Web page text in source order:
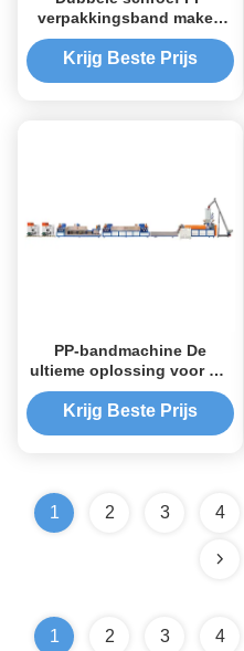
verpakkingsband maken
machine, 9mm PP band
extruderingsmachine
Krijg Beste Prijs
PP-bandmachine De
ultieme oplossing voor uw
verpakkingsbedrijf
Krijg Beste Prijs
1 2 3 4
1 2 3 4